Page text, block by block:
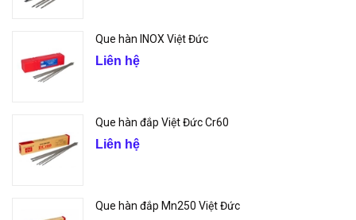
Que hàn INOX Việt Đức
Liên hệ
Que hàn đắp Việt Đức Cr60
Liên hệ
Que hàn đắp Mn250 Việt Đức